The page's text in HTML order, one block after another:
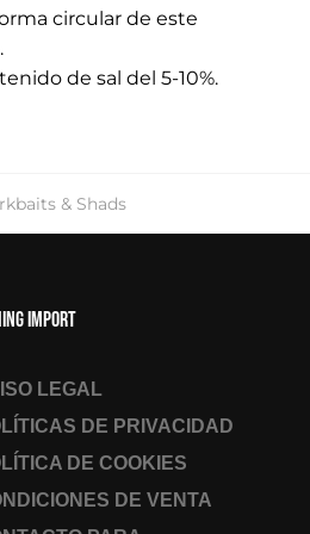
circular de este
de sal del 5-10%.
& Shads
Import
LEGAL
DE PRIVACIDAD
DE COOKIES
DE VENTA